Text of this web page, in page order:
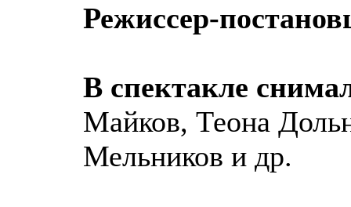
Режиссер-
В спектакле
Майков, Теона
Мельников и др.